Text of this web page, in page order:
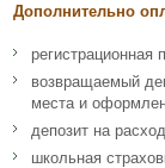
Дополнительно
регистрационная
возвращаемый
места и
депозит на
школьная